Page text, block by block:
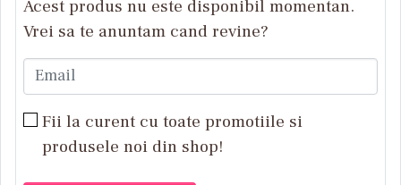
Acest produs nu este disponibil momentan.
Vrei sa te anuntam cand revine?
Email
Fii la curent cu toate promotiile si
produsele noi din shop!